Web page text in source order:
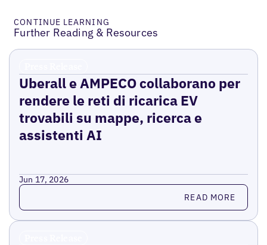
CONTINUE LEARNING
Further Reading & Resources
Uberall e AMPECO collaborano per
rendere le reti di ricarica EV
trovabili su mappe, ricerca e
assistenti AI
Jun 17, 2026
Read more READ MORE